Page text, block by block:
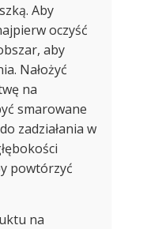
Aby
oczyść
aby
Nałożyć
na
smarowane
zadziałania w
powtórzyć
na